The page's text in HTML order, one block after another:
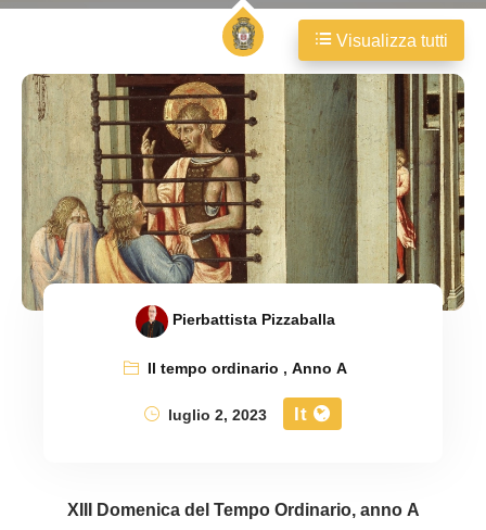
Pierbattista Pizzaballa
Il tempo ordinario ,Anno A
luglio 2, 2023
It
XIII Domenica del Tempo Ordinario, anno A
Visualizza tutti